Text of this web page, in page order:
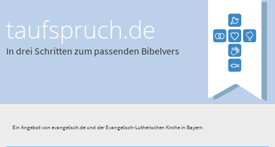
taufspruch.de
In drei Schritten zum passenden Bibelvers
Ein Angebot von evangelisch.de und der Evangelisch-Lutherischen Kirche in Bayern